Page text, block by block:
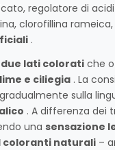
regolatore di
clorofillina
.
due lati coloratiche
e ciliegia. La
sulla
. A differenza dei
una sensazione
coloranti naturali–